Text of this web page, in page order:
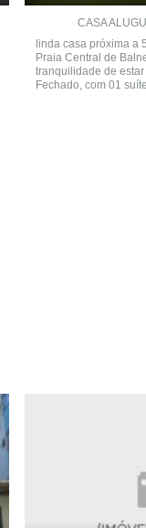
CASA
linda casa próxima a
Praia Central de
tranquilidade de
Fechado, com 01